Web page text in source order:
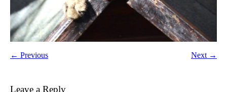
← Previous Next →
Leave a Reply